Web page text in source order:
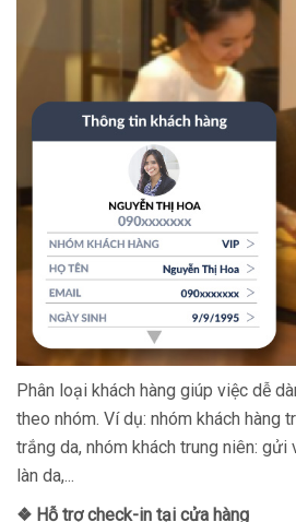
Phân loại khách hàng giúp việc dễ
theo nhóm. Ví dụ: nhóm khách hàng
trắng da, nhóm khách trung niên: gửi
làn da,...
❖ Hỗ trợ check-in tại cửa hàng